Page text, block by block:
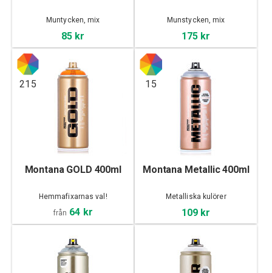
Muntycken, mix
85 kr
Munstycken, mix
175 kr
215
Montana GOLD 400ml
Hemmafixarnas val!
från 64 kr
15
Montana Metallic 400ml
Metalliska kulörer
109 kr